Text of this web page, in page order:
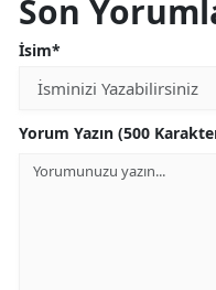
Son
İsim*
Yorum Yazın (500